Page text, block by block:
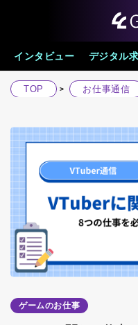
インタビュー デジタル
TOP お仕事通信
ゲームのお仕事